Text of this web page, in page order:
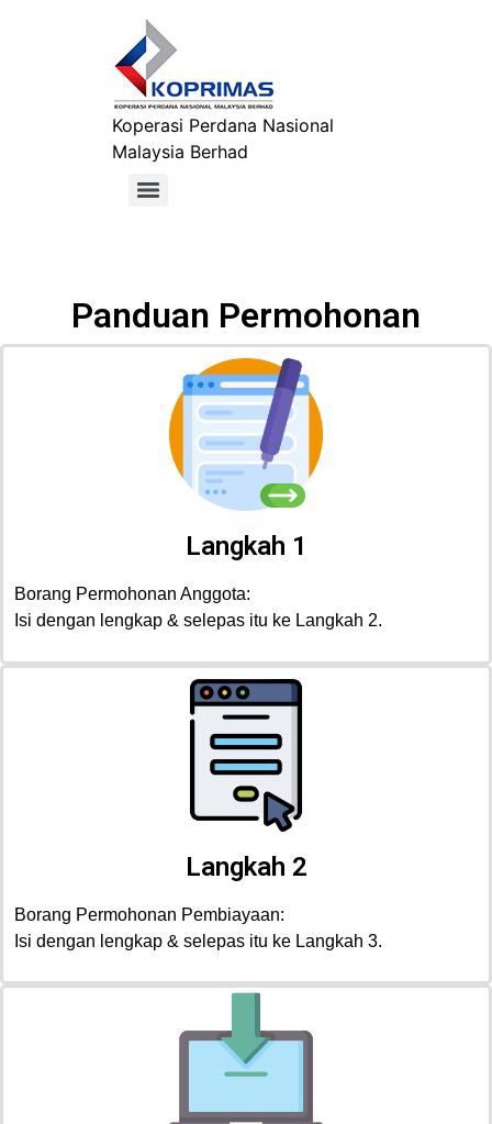
Koperasi Perdana Nasional
Malaysia Berhad
Panduan Permohonan
Langkah 1
Borang Permohonan Anggota:
Isi dengan lengkap & selepas itu ke Langkah 2.
Langkah 2
Borang Permohonan Pembiayaan:
Isi dengan lengkap & selepas itu ke Langkah 3.